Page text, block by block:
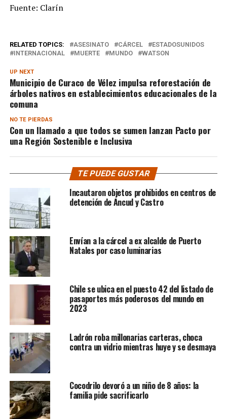
Fuente: Clarín
RELATED TOPICS: ASESINATO CÁRCEL
ESTADOSUNIDOS
INTERNACIONAL
MUERTE MUNDO WATSON
UP NEXT
Municipio de Curaco de Vélez impulsa reforestación de
árboles nativos en establecimientos educacionales de la
comuna
NO TE PIERDAS
Con un llamado a que todos se sumen lanzan Pacto por
una Región Sostenible e Inclusiva
TE PUEDE GUSTAR
Incautaron objetos prohibidos en centros de
detención de Ancud y Castro
Envían a la cárcel a ex alcalde de Puerto
Natales por caso luminarias
Chile se ubica en el puesto 42 del listado de
pasaportes más poderosos del mundo en
2023
Ladrón roba millonarias carteras, choca
contra un vidrio mientras huye y se desmaya
Cocodrilo devoró a un niño de 8 años: la
familia pide sacrificarlo